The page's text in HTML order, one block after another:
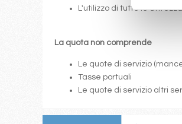
L'utilizzo di tutte le
La quota non comprende
Le quote di servizio
Tasse portuali
Le quote di servizio altri